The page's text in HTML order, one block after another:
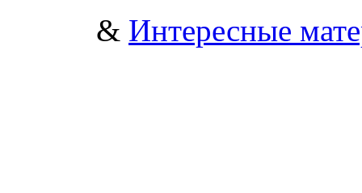
& Интересные